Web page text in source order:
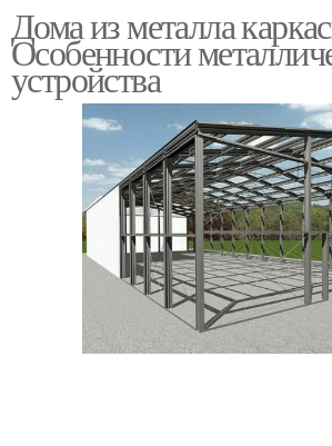
Дома из металла
Особенности
устройства